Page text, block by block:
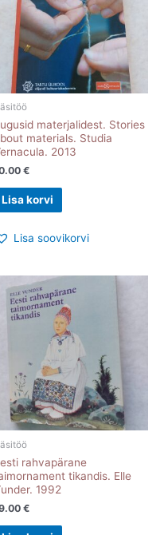
materjalidest. Stories
materials. Studia
2013
€
Lisa korvi
Lisa soovikorvi
rahvapärane
tikandis. Elle
1992
€